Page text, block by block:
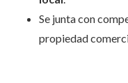
Se junta con
propiedad